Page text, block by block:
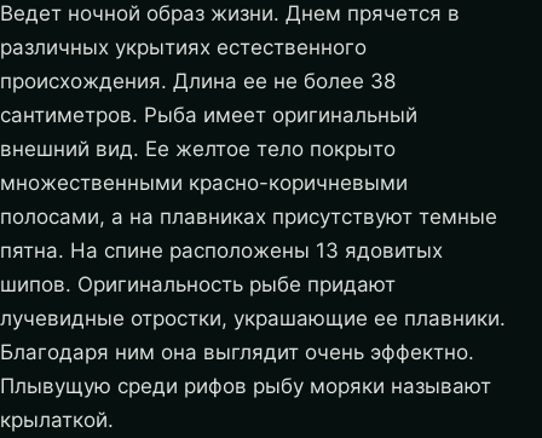
Ведет ночной образ жизни. Днем прячется в
различных укрытиях естественного
происхождения. Длина ее не более 38
сантиметров. Рыба имеет оригинальный
внешний вид. Ее желтое тело покрыто
множественными красно-коричневыми
полосами, а на плавниках присутствуют темные
пятна. На спине расположены 13 ядовитых
шипов. Оригинальность рыбе придают
лучевидные отростки, украшающие ее плавники.
Благодаря ним она выглядит очень эффектно.
Плывущую среди рифов рыбу моряки называют
крылаткой.